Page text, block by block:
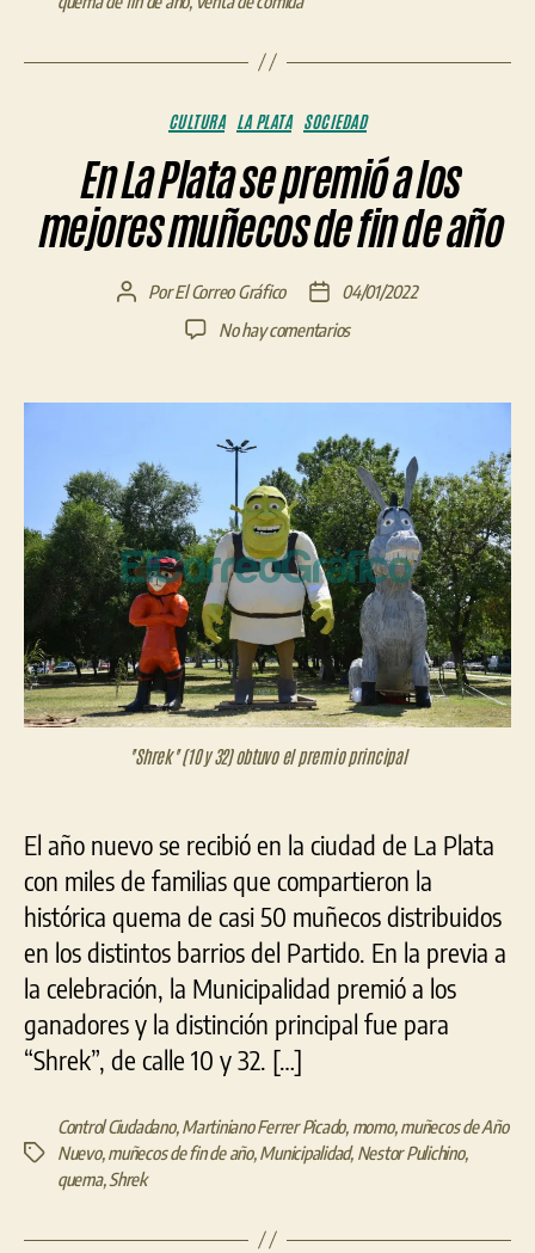
Categorías
CULTURA LA PLATA SOCIEDAD
En La Plata se premió a los
mejores muñecos de fin de año
AutorPorEl Correo Gráfico
Fecha
de
04/01/2022
No hay comentariosen
Plata
se
premió
a
los
mejores
muñecos
de
fin
de
año
"Shrek" (10 y 32) obtuvo el premio principal
El año nuevo se recibió en la ciudad de La Plata
con miles de familias que compartieron la
histórica quema de casi 50 muñecos distribuidos
en los distintos barrios del Partido. En la previa a
la celebración, la Municipalidad premió a los
ganadores y la distinción principal fue para
“Shrek”, de calle 10 y 32. […]
Etiquetas
Control Ciudadano,Martiniano Ferrer Picado, momo,muñecos de Año
Nuevo,muñecos de fin de año,Municipalidad, Nestor Pulichino,
quema,Shrek